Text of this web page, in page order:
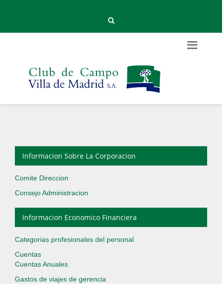
Informacion Sobre La Corporacion
Comite Direccion
Consejo Administracion
Informacion Economico Financiera
Categorias profesionales del personal
Cuentas
Cuentas Anuales
Gastos de viajes de gerencia